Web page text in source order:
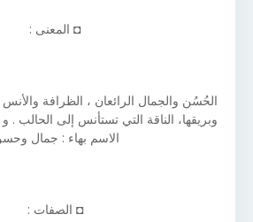
◘ المعنى :
الحُسُن والجمال الرائعان ، الظرافة والأنس ،
وبريقها، الناقة التي تستأنس إلى
الاسم بهاء : جمال
◘ الصفات :